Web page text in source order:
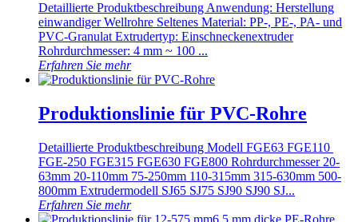
Detaillierte Produktbeschreibung Anwendung: Herstellung
einwandiger Wellrohre Seltenes Material: PP-, PE-, PA- und
PVC-Granulat Extrudertyp: Einschneckenextruder
Rohrdurchmesser: 4 mm ~ 100 ...
Erfahren Sie mehr
Produktionslinie für PVC-Rohre
Detaillierte Produktbeschreibung Modell FGE63 ​FGE110 ​
FGE-250 ​FGE315 ​FGE630 ​FGE800 Rohrdurchmesser 20-
63mm 20-110mm 75-250mm 110-315mm 315-630mm 500-
800mm Extrudermodell SJ65 SJ75 SJ90 SJ90 SJ...
Erfahren Sie mehr